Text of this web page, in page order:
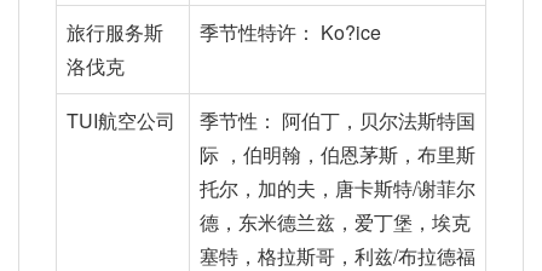
旅行服务斯
洛伐克
季节性特许： Ko?ice
TUI航空公司
季节性： 阿伯丁，贝尔法斯特国
际 ，伯明翰，伯恩茅斯，布里斯
托尔，加的夫，唐卡斯特/谢菲尔
德，东米德兰兹，爱丁堡，埃克
塞特，格拉斯哥，利兹/布拉德福